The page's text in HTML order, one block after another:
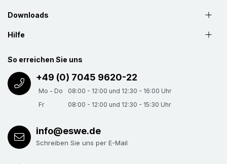
Downloads
Hilfe
So erreichen Sie uns
+49 (0) 7045 9620-22
Mo - Do
08:00 - 12:00 und 12:30 - 16:00 Uhr
Fr
08:00 - 12:00 und 12:30 - 15:30 Uhr
info@eswe.de
Schreiben Sie uns per E-Mail